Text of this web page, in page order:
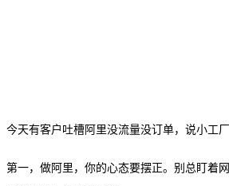
今天有客户吐槽阿里没流量没订单，说小工
第一，做阿里，你的心态要摆正。 别总盯着